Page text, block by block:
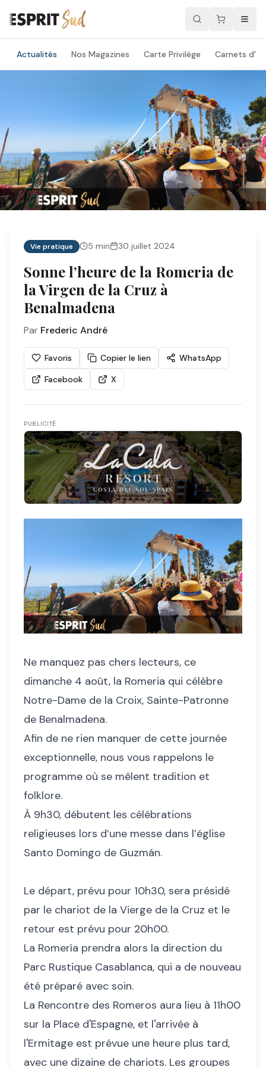
Actualités Nos Magazines Carte Privilège Carnets
Vie pratique 5 min 30 juillet 2024
Sonne l’heure de la Romeria de
la Virgen de la Cruz à
Benalmadena
Par Frederic André
Favoris Copier le lien
WhatsApp
Facebook
X
PUBLICITÉ
Ne manquez pas chers lecteurs, ce
dimanche 4 août, la Romeria qui célèbre
Notre-Dame de la Croix, Sainte-Patronne
de Benalmadena.
Afin de ne rien manquer de cette journée
exceptionnelle, nous vous rappelons le
programme où se mêlent tradition et
folklore.
À 9h30, débutent les célébrations
religieuses lors d’une messe dans l’église
Santo Domingo de Guzmán.
Le départ, prévu pour 10h30, sera présidé
par le chariot de la Vierge de la Cruz et le
retour est prévu pour 20h00.
La Romería prendra alors la direction du
Parc Rustique Casablanca, qui a de nouveau
été préparé avec soin.
La Rencontre des Romeros aura lieu à 11h00
sur la Place d'Espagne, et l'arrivée à
l'Ermitage est prévue une heure plus tard,
avec une dizaine de chariots. Les groupes